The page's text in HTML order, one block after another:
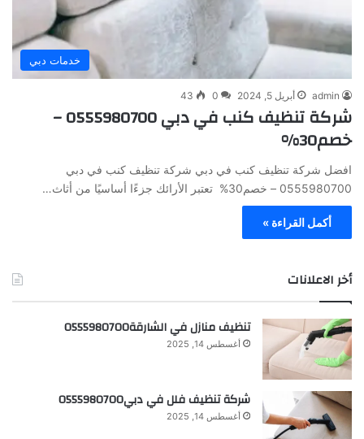
خدمات دبي
admin أبريل 5, 2024 0
43
شركة تنظيف كنب في دبي 0555980700 –
خصم30%
افضل شركة تنظيف كنب في دبي شركة تنظيف كنب في دبي
0555980700 – خصم30% تعتبر الأرائك جزءًا أساسيًا من أثاث…
أكمل القراءة »
أخر الاعلانات
تنظيف منازل في الشارقة0555980700
أغسطس 14, 2025
شركة تنظيف فلل في دبي0555980700
أغسطس 14, 2025